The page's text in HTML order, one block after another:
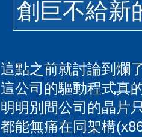
創巨不給新
這點之前就討論到爛
這公司的驅動程式真
明明別間公司的晶片
都能無痛在同架構